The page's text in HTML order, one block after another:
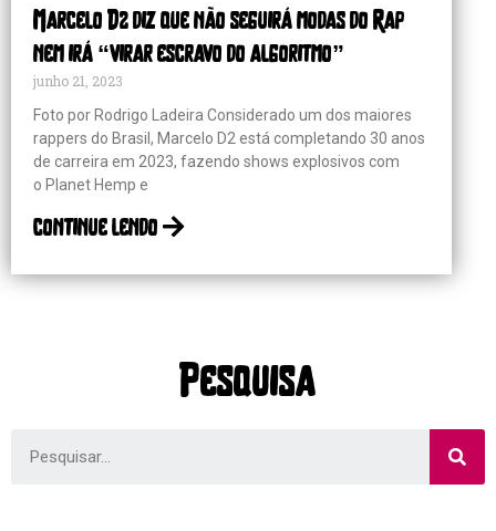
Marcelo D2 diz que não seguirá modas do Rap
nem irá “virar escravo do algoritmo”
junho 21, 2023
Foto por Rodrigo Ladeira Considerado um dos maiores
rappers do Brasil, Marcelo D2 está completando 30 anos
de carreira em 2023, fazendo shows explosivos com
o Planet Hemp e
continue lendo
Pesquisa